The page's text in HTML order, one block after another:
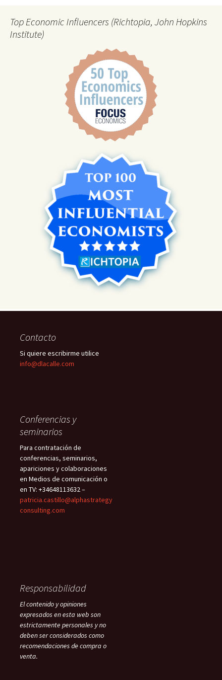
Top Economic Influencers (Richtopia, John Hopkins
Institute)
Contacto
Si quiere escribirme utilice
info@dlacalle.com
Conferencias y
seminarios
Para contratación de
conferencias, seminarios,
apariciones y colaboraciones
en Medios de comunicación o
en TV: +34648113632 –
patricia.castillo@alphastrategy
consulting.com
Responsabilidad
El contenido y opiniones
expresados en esta web son
estrictamente personales y no
deben ser considerados como
recomendaciones de compra o
venta.